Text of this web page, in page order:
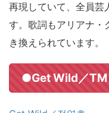
再現していて、全員芸
す。歌詞もアリアナ・
き換えられています。
●Get Wild／TM